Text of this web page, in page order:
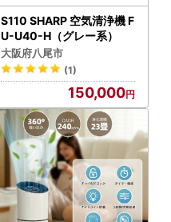
S110 SHARP 空気清浄機 F
U-U40-H（グレー系）
大阪府八尾市
(1)
150,000